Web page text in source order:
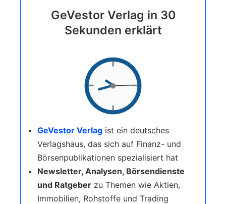
GeVestor Verlag in 30
Sekunden erklärt
GeVestor Verlag ist ein deutsches
Verlagshaus, das sich auf Finanz- und
Börsenpublikationen spezialisiert hat
Newsletter, Analysen, Börsendienste
und Ratgeber zu Themen wie Aktien,
Immobilien, Rohstoffe und Trading